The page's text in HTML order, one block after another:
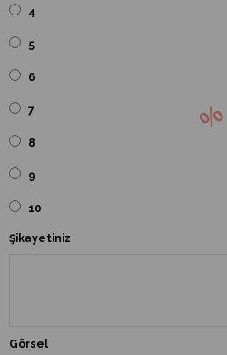
4
5
6
7
8
9
10
Şikayetiniz
Görsel